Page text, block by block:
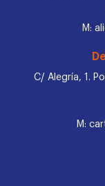
M:
C/ Alegría, 1.
M: